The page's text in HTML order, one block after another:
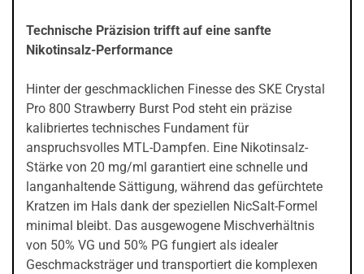
Technische Präzision trifft auf eine sanfte
Nikotinsalz-Performance
Hinter der geschmacklichen Finesse des SKE Crystal
Pro 800 Strawberry Burst Pod steht ein präzise
kalibriertes technisches Fundament für
anspruchsvolles MTL-Dampfen. Eine Nikotinsalz-
Stärke von 20 mg/ml garantiert eine schnelle und
langanhaltende Sättigung, während das gefürchtete
Kratzen im Hals dank der speziellen NicSalt-Formel
minimal bleibt. Das ausgewogene Mischverhältnis
von 50% VG und 50% PG fungiert als idealer
Geschmacksträger und transportiert die komplexen